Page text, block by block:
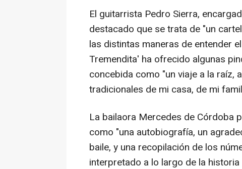
El guitarrista Pedro Sierra,
destacado que se trata de "un
las distintas maneras de entender
Tremendita' ha ofrecido algunas
concebida como "un viaje a la raíz,
tradicionales de mi casa, de mi
La bailaora Mercedes de Córdoba
como "una autobiografía, un
baile, y una recopilación de los
interpretado a lo largo de la